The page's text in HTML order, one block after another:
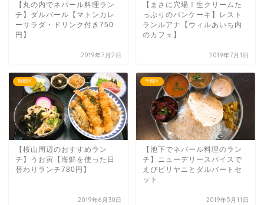
【丸の内でネパール料理ラン
チ】ダルバール【マトンカレ
ーサラダ・ドリンク付き750
円】
2019年7月2日
【まさに穴場！生クリームた
っぷりのパンケーキ】レスト
ランルアナ【ウィルあいち内
のカフェ】
2019年7月1日
瑞穂区
【桜山周辺のおすすめラン
チ】うお寅【海鮮を使った日
替わりランチ780円】
2019年6月30日
千種区
【池下でネパール料理のラン
チ】ニューデリースパイスで
えびビリヤニとダルバートセ
ット
2019年5月11日